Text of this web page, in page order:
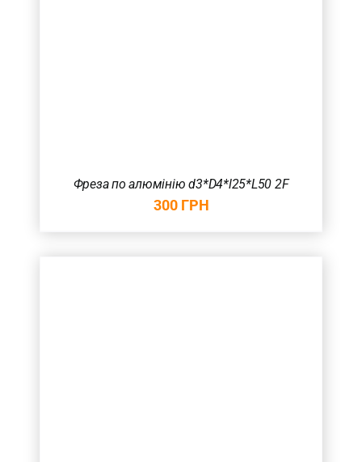
Фреза по алюмінію d3*D4*l25*L50 2F
300 ГРН